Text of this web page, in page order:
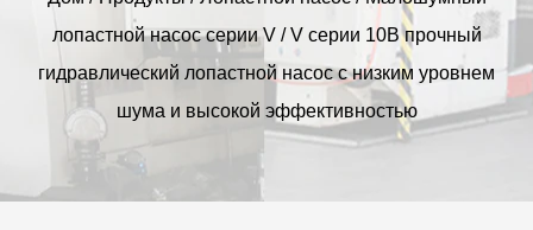
лопастной насос серии V/V серии 10В прочный
гидравлический лопастной насос с низким уровнем
шума и высокой эффективностью